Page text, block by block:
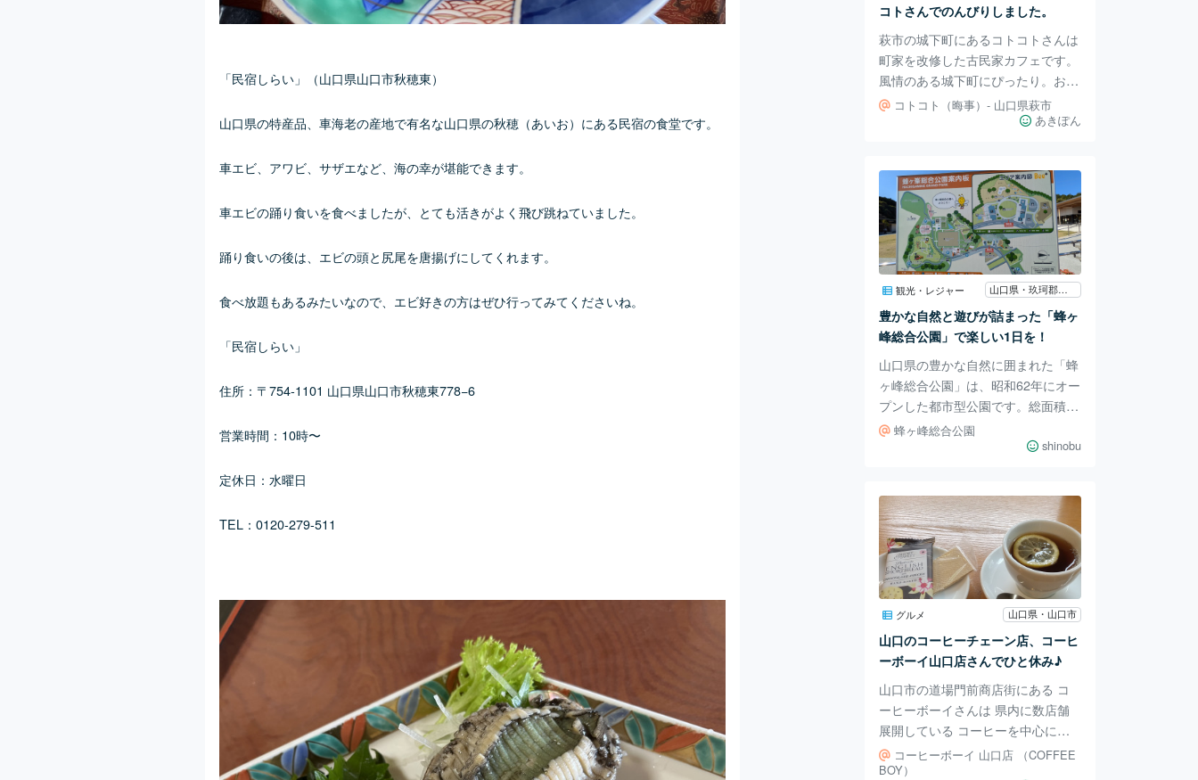
「民宿しらい」（山口県山口市秋穂東）
山口県の特産品、車海老の産地で有名な山口県の秋穂（あいお）にある民宿の食堂です。
車エビ、アワビ、サザエなど、海の幸が堪能できます。
車エビの踊り食いを食べましたが、とても活きがよく飛び跳ねていました。
踊り食いの後は、エビの頭と尻尾を唐揚げにしてくれます。
食べ放題もあるみたいなので、エビ好きの方はぜひ行ってみてくださいね。
「民宿しらい」
住所：〒754-1101 山口県山口市秋穂東778−6
営業時間：10時〜
定休日：水曜日
TEL：0120-279-511
コトさんでのんびりしました。
萩市の城下町にあるコトコトさんは
町家を改修した古民家カフェです。
風情のある城下町にぴったり。お庭
を眺めながらひととき昔に思いを馳
せながらランチいただきました。
みかんジュースのセットです。 店
内のしつらえやインテリアがとても
おしゃれ。 雑貨コーナーもあり、
店主さんのセンスのよさが感じられ
ます。 土日には混みそうです。 駐
車場は近くの萩市博物館がちかいで
す。 コトコト（晦事） 山口県萩市
呉服町２丁目３２ 火曜水曜定休
コトコト（晦事）- 山口県萩市
あきぽん
観光・レジャー 山口県・玖珂郡和木町
豊かな自然と遊びが詰まった「蜂ヶ
峰総合公園」で楽しい1日を！
山口県の豊かな自然に囲まれた「蜂
ヶ峰総合公園」は、昭和62年にオー
プンした都市型公園です。総面積2
6.3ヘクタールの広大な敷地には、
子どもも大人も楽しめる多彩な施設
具やアウトドア体験が充実している
ので、家族や友人と1日中遊ぶのに
ぴったりです。 公園の目玉の一つ
が、大型ローラーすべり台、山口県
最大級の「ふわふわドーム」。子ど
もたちに大人気で、元気いっぱい走
り回る姿が見られます。また、ミニ
SLに乗れば、公園を別の視点から
楽しめます。 動
蜂ヶ峰総合公園
shinobu
グルメ 山口県・山口市
山口のコーヒーチェーン店、コーヒ
ーボーイ山口店さんでひと休み♪
山口市の道場門前商店街にある コ
ーヒーボーイさんは 県内に数店舗
展開している コーヒーを中心にし
たカフェです。 商店街にこられた
人たちの 休憩に人気です。 コーヒ
コーヒーボーイ 山口店 （COFFEE
BOY）